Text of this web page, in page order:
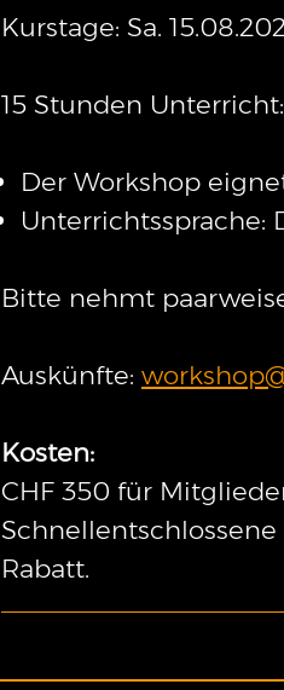
Kurstage: Sa.
15 Stunden Unterricht:
Der Workshop
Unterrichtssprache:
Bitte nehmt
Auskünfte:
Kosten:
CHF 350 für
Rabatt.